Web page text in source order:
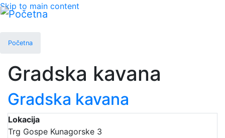
Skip to main content
Početna
Gradska kavana
Gradska kavana
Lokacija
Trg Gospe Kunagorske 3